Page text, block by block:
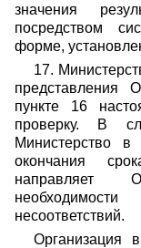
значения
посредством
форме,
17.
представления
пункте 16
проверку. В
Министерство
окончания
направляет
несоответствий.
Организация